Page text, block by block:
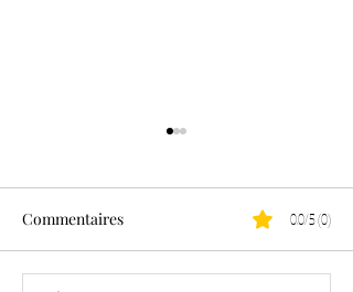
Commentaires 0.0/5 (0)